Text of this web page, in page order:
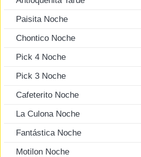
Paisita Noche
Chontico Noche
Pick 4 Noche
Pick 3 Noche
Cafeterito Noche
La Culona Noche
Fantástica Noche
Motilon Noche